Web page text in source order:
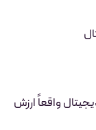
واقعاً ارزش